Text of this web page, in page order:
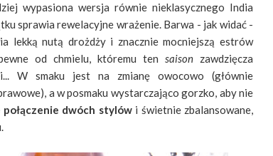
wypasiona wersja równie nieklasycznego India
sprawia rewelacyjne wrażenie. Barwa - jak widać -
lekką nutą drożdży i znacznie mocniejszą estrów
od chmielu, któremu ten saison zawdzięcza
W smaku jest na zmianę owocowo (głównie
a w posmaku wystarczająco gorzko, aby nie
dwóch stylówi świetnie zbalansowane,